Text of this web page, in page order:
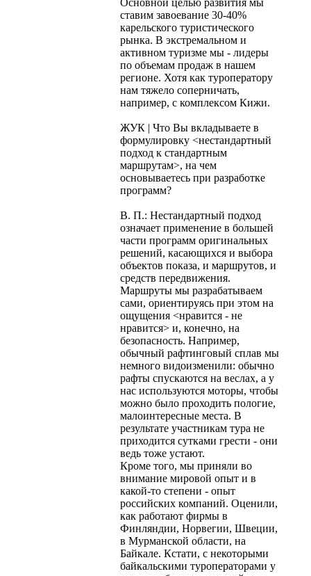
ставим завоевание 30-40%
карельского туристического
рынка. В экстремальном и
активном туризме мы - лидеры
по объемам продаж в нашем
регионе. Хотя как туроператору
нам тяжело соперничать,
например, с комплексом Кижи.
ЖУК | Что Вы вкладываете в
формулировку <нестандартный
подход к стандартным
маршрутам>, на чем
основываетесь при разработке
программ?
В. П.: Нестандартный подход
означает применение в большей
части программ оригинальных
решений, касающихся и выбора
объектов показа, и маршрутов, и
средств передвижения.
Маршруты мы разрабатываем
сами, ориентируясь при этом на
ощущения <нравится - не
нравится> и, конечно, на
безопасность. Например,
обычный рафтинговый сплав мы
немного видоизменили: обычно
рафты спускаются на веслах, а у
нас используются моторы, чтобы
можно было проходить пологие,
малоинтересные места. В
результате участникам тура не
приходится сутками грести - они
ведь тоже устают.
Кроме того, мы приняли во
внимание мировой опыт и в
какой-то степени - опыт
российских компаний. Оценили,
как работают фирмы в
Финляндии, Норвегии, Швеции,
в Мурманской области, на
Байкале. Кстати, с некоторыми
байкальскими туроператорами у